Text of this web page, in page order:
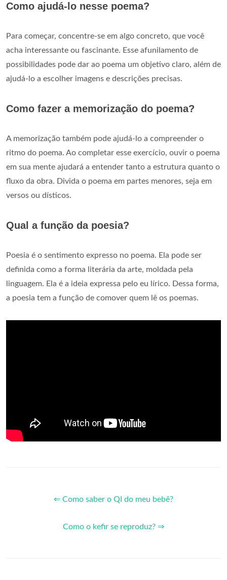
Como ajudá-lo nesse poema?
Para começar, concentre-se em algo concreto, que você
acha interessante ou fascinante. Esse afunilamento de
possibilidades pode dar ao poema um objetivo claro, além de
ajudá-lo a escolher imagens e descrições precisas.
Como fazer a memorização do poema?
A memorização também pode ajudá-lo a compreender o
ritmo do poema. Ao completar esse exercício, ouvir o poema
em sua mente ajudará a entender tanto a estrutura quanto o
fluxo da obra. Divida o poema em partes menores, seja em
versos ou dísticos.
Qual a função da poesia?
Poesia é o sentimento expresso no poema. Ela pode ser
definida como a forma literária da arte, moldada pela
linguagem. Ela é a ideia expressa pelo eu lírico. Dessa forma,
a poesia tem a função de comover quem lê os poemas.
⇐ Como saber o QI do meu bebê?
Como o kefir se reproduz? ⇒